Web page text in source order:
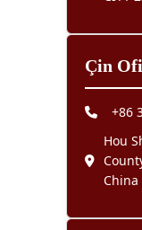
Çin
+86
Hou
China